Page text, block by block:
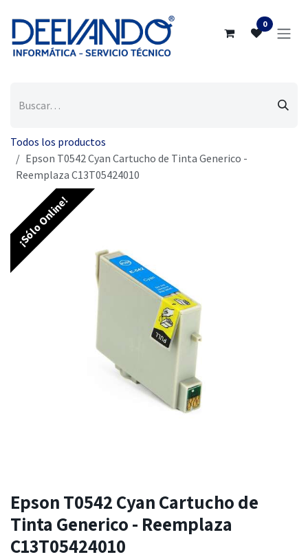
0
Todos los productos
Epson T0542 Cyan Cartucho de Tinta Generico -
Reemplaza C13T05424010
¡Sólo Online!
Epson T0542 Cyan Cartucho de
Tinta Generico - Reemplaza
C13T05424010